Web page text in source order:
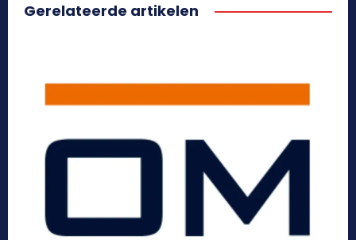
Gerelateerde artikelen